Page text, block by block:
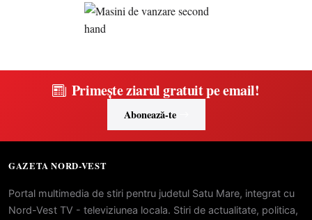
Primește ziarul gratuit pe email!
Abonează-te
GAZETA NORD-VEST
Portal multimedia de stiri pentru judetul Satu Mare, integrat cu
Nord-Vest TV - televiziunea locala. Stiri de actualitate, politica,